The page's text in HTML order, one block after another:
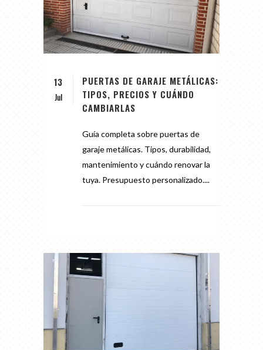
13
Jul
PUERTAS DE GARAJE METÁLICAS:
TIPOS, PRECIOS Y CUÁNDO
CAMBIARLAS
Guía completa sobre puertas de
garaje metálicas. Tipos, durabilidad,
mantenimiento y cuándo renovar la
tuya. Presupuesto personalizado....